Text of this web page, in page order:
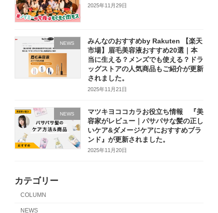
2025年11月29日
NEWS
みんなのおすすめby Rakuten 【楽天
市場】眉毛美容液おすすめ20選｜本
当に生える？メンズでも使える？ドラ
ッグストアの人気商品もご紹介が更新
されました。
2025年11月21日
NEWS
マツキヨココカラお役立ち情報 『美
容家がレビュー｜パサパサな髪の正し
いケア&ダメージケアにおすすめブラ
ンド』が更新されました。
2025年11月20日
カテゴリー
COLUMN
NEWS